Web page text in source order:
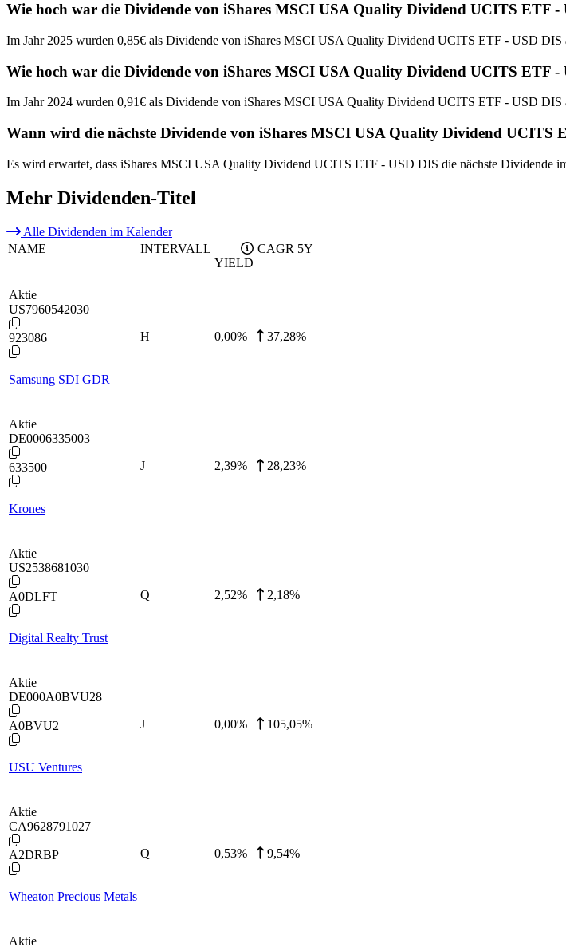
Wie hoch war die Dividende von iShares MSCI USA Quality Dividend UCITS ETF -
Im Jahr 2025 wurden 0,85€ als Dividende von iShares MSCI USA Quality Dividend UCITS ETF - USD DIS
Wie hoch war die Dividende von iShares MSCI USA Quality Dividend UCITS ETF -
Im Jahr 2024 wurden 0,91€ als Dividende von iShares MSCI USA Quality Dividend UCITS ETF - USD DIS
Wann wird die nächste Dividende von iShares MSCI USA Quality Dividend UCITS
Es wird erwartet, dass iShares MSCI USA Quality Dividend UCITS ETF - USD DIS die nächste Dividende
Mehr Dividenden-Titel
Alle Dividenden im Kalender
NAME
INTERVALL
YIELD
CAGR 5Y
Aktie
US7960542030
923086
Samsung SDI GDR
H 0,00% 37,28%
Aktie
DE0006335003
633500
Krones
J 2,39% 28,23%
Aktie
US2538681030
A0DLFT
Digital Realty Trust
Q 2,52% 2,18%
Aktie
DE000A0BVU28
A0BVU2
USU Ventures
J 0,00% 105,05%
Aktie
CA9628791027
A2DRBP
Wheaton Precious Metals
Q 0,53% 9,54%
Aktie